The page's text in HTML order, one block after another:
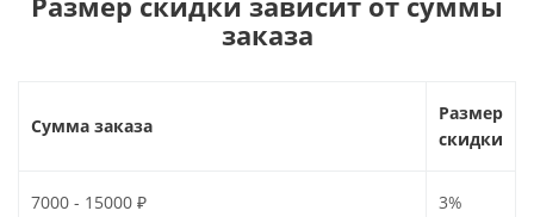
заказа
Сумма заказа
Размер
скидки
7000 - 15000 ₽ 3%